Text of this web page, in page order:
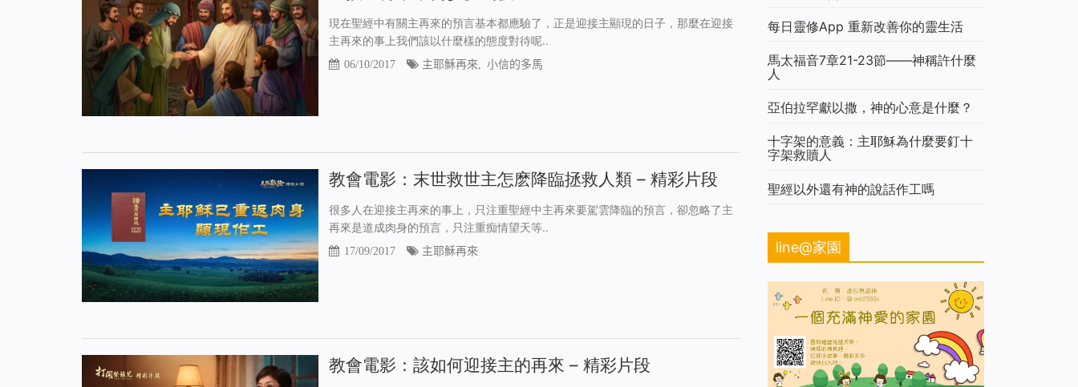
現在聖經中有關主再來的預言基本都應驗了，正是迎接主顯現的日子，那麼在迎接
主再來的事上我們該以什麼樣的態度對待呢..
06/10/2017 主耶穌再來 小信的多馬
教會電影：末世救世主怎麽降臨拯救人類 – 精彩片段
很多人在迎接主再來的事上，只注重聖經中主再來要駕雲降臨的預言，卻忽略了主
再來是道成肉身的預言，只注重痴情望天等..
17/09/2017 主耶穌再來
教會電影：該如何迎接主的再來 – 精彩片段
每日靈修App 重新改善你的靈生活
馬太福音7章21-23節——神稱許什麼
人
亞伯拉罕獻以撒，神的心意是什麼？
十字架的意義：主耶穌為什麼要釘十
字架救贖人
聖經以外還有神的說話作工嗎
line@家園